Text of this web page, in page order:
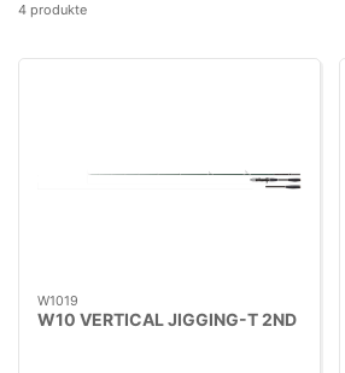
4 produkte
W1019
W10 VERTICAL JIGGING-T 2ND